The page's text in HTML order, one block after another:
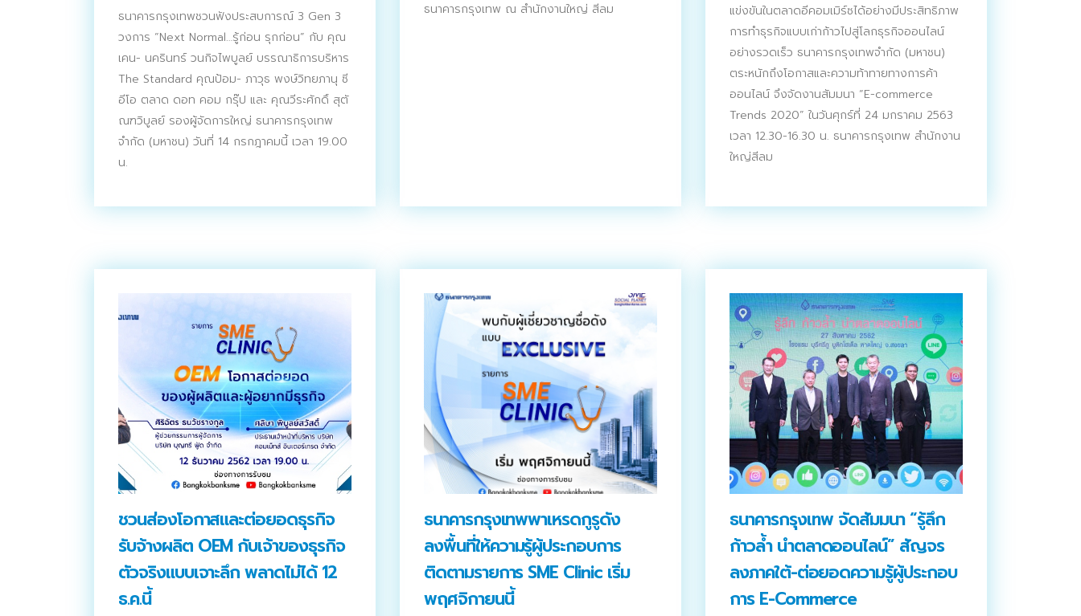
ธนาคารกรุงเทพชวนฟังประสบการณ์ 3 Gen 3
วงการ “Next Normal…รู้ก่อน รุกก่อน” กับ คุณ
เคน- นครินทร์ วนกิจไพบูลย์ บรรณาธิการบริหาร
The Standard คุณป้อม- ภาวุธ พงษ์วิทยภานุ ซี
อีโอ ตลาด ดอท คอม กรุ๊ป และ คุณวีระศักดิ์ สุตั
ณฑวิบูลย์ รองผู้จัดการใหญ่ ธนาคารกรุงเทพ
จำกัด (มหาชน) วันที่ 14 กรกฎาคมนี้ เวลา 19.00
น.
ธนาคารกรุงเทพ ณ สำนักงานใหญ่ สีลม
แข่งขันในตลาดอีคอมเมิร์ซได้อย่างมีประสิทธิภาพ
การทำธุรกิจแบบเก่าก้าวไปสู่โลกธุรกิจออนไลน์
อย่างรวดเร็ว ธนาคารกรุงเทพจำกัด (มหาชน)
ตระหนักถึงโอกาสและความท้าทายทางการค้า
ออนไลน์ จึงจัดงานสัมมนา “E-commerce
Trends 2020” ในวันศุกร์ที่ 24 มกราคม 2563
เวลา 12.30-16.30 น. ธนาคารกรุงเทพ สำนักงาน
ใหญ่สีลม
ชวนส่องโอกาสและต่อยอดธุรกิจ
รับจ้างผลิต OEM กับเจ้าของธุรกิจ
ตัวจริงแบบเจาะลึก พลาดไม่ได้ 12
ธ.ค.นี้
ธนาคารกรุงเทพพาเหรดกูรูดัง
ลงพื้นที่ให้ความรู้ผู้ประกอบการ
ติดตามรายการ SME Clinic เริ่ม
พฤศจิกายนนี้
ธนาคารกรุงเทพ จัดสัมมนา “รู้ลึก
ก้าวล้ำ นำตลาดออนไลน์” สัญจร
ลงภาคใต้-ต่อยอดความรู้ผู้ประกอบ
การ E-Commerce